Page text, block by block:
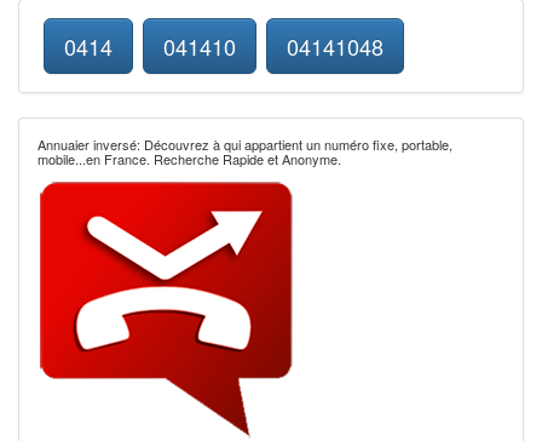
0414 041410 04141048
Annuaier inversé: Découvrez à qui appartient un numéro fixe, portable,
mobile...en France. Recherche Rapide et Anonyme.